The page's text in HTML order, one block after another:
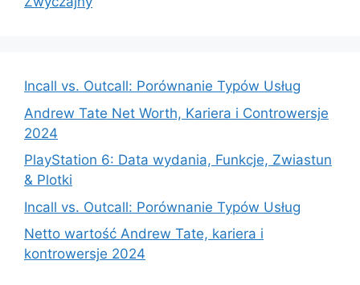
Incall vs. Outcall: Porównanie Typów Usług
Andrew Tate Net Worth, Kariera i Controwersje
2024
PlayStation 6: Data wydania, Funkcje, Zwiastun
& Plotki
Incall vs. Outcall: Porównanie Typów Usług
Netto wartość Andrew Tate, kariera i
kontrowersje 2024